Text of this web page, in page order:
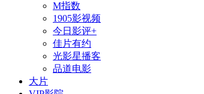
M指数
1905影视频
今日影评+
佳片有约
光影星播客
品道电影
大片